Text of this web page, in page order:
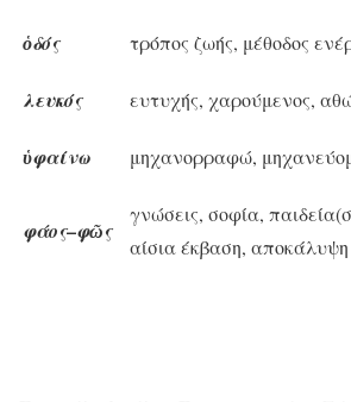
ὁδός τρόπος ζωής, μέθοδος
λευκός ευτυχής, χαρούμενος,
ὑφαίνω μηχανορραφώ,
φάος–φῶς
γνώσεις, σοφία,
αίσια έκβαση, αποκάλυψη